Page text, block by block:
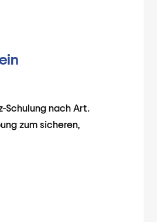
Schulung nach Art.
zum sicheren,